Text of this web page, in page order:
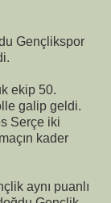
Gençlikspor
ekip 50.
galip geldi.
Serçe iki
kader
aynı puanlı